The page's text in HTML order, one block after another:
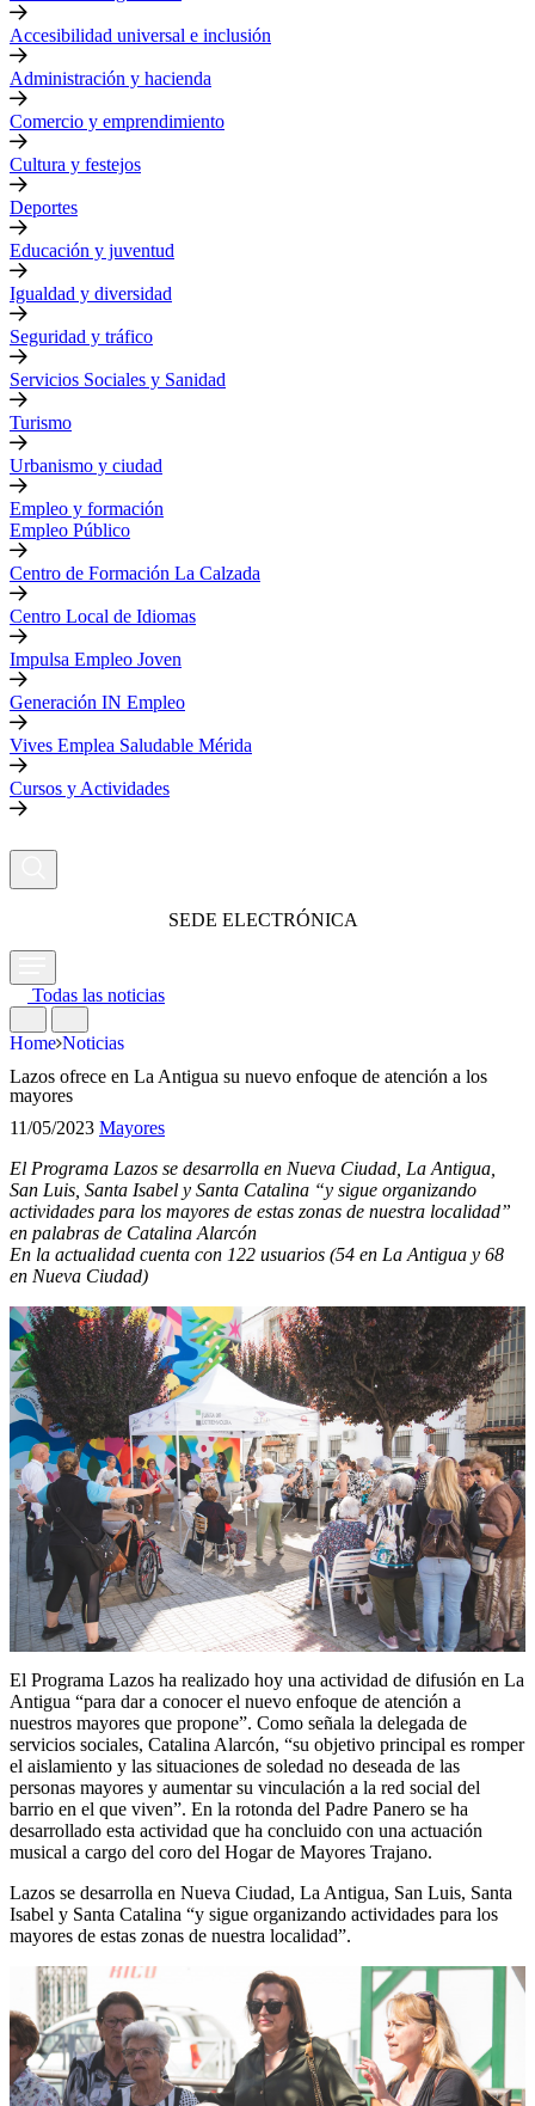
Accesibilidad universal e inclusión
Administración y hacienda
Comercio y emprendimiento
Cultura y festejos
Deportes
Educación y juventud
Igualdad y diversidad
Seguridad y tráfico
Servicios Sociales y Sanidad
Turismo
Urbanismo y ciudad
Empleo y formación
Empleo Público
Centro de Formación La Calzada
Centro Local de Idiomas
Impulsa Empleo Joven
Generación IN Empleo
Vives Emplea Saludable Mérida
Cursos y Actividades
SEDE ELECTRÓNICA
Todas las noticias
Home Noticias
Lazos ofrece en La Antigua su nuevo enfoque de atención a los
mayores
11/05/2023 Mayores
El Programa Lazos se desarrolla en Nueva Ciudad, La Antigua,
San Luis, Santa Isabel y Santa Catalina “y sigue organizando
actividades para los mayores de estas zonas de nuestra localidad”
en palabras de Catalina Alarcón
En la actualidad cuenta con 122 usuarios (54 en La Antigua y 68
en Nueva Ciudad)
El Programa Lazos ha realizado hoy una actividad de difusión en La
Antigua “para dar a conocer el nuevo enfoque de atención a
nuestros mayores que propone”. Como señala la delegada de
servicios sociales, Catalina Alarcón, “su objetivo principal es romper
el aislamiento y las situaciones de soledad no deseada de las
personas mayores y aumentar su vinculación a la red social del
barrio en el que viven”. En la rotonda del Padre Panero se ha
desarrollado esta actividad que ha concluido con una actuación
musical a cargo del coro del Hogar de Mayores Trajano.
Lazos se desarrolla en Nueva Ciudad, La Antigua, San Luis, Santa
Isabel y Santa Catalina “y sigue organizando actividades para los
mayores de estas zonas de nuestra localidad”.